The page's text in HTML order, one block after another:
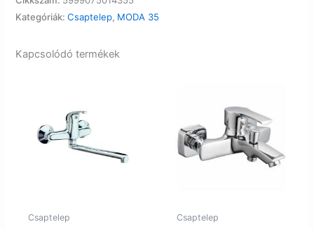
Kategóriák:Csaptelep, MODA 35
Kapcsolódó termékek
Csaptelep Csaptelep